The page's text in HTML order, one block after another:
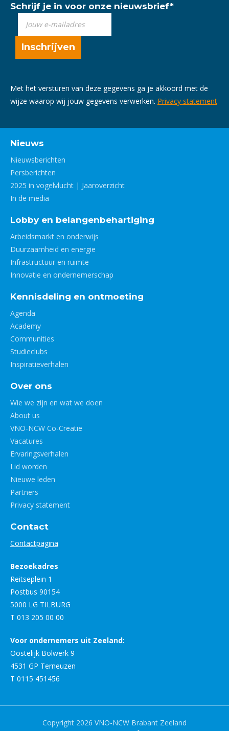
Schrijf je in voor onze nieuwsbrief*
Met het versturen van deze gegevens ga je akkoord met de
wijze waarop wij jouw gegevens verwerken. Privacy statement
Nieuws
Nieuwsberichten
Persberichten
2025 in vogelvlucht | Jaaroverzicht
In de media
Lobby en belangenbehartiging
Arbeidsmarkt en onderwijs
Duurzaamheid en energie
Infrastructuur en ruimte
Innovatie en ondernemerschap
Kennisdeling en ontmoeting
Agenda
Academy
Communities
Studieclubs
Inspiratieverhalen
Over ons
Wie we zijn en wat we doen
About us
VNO-NCW Co-Creatie
Vacatures
Ervaringsverhalen
Lid worden
Nieuwe leden
Partners
Privacy statement
Contact
Contactpagina
Bezoekadres
Reitseplein 1
Postbus 90154
5000 LG TILBURG
T 013 205 00 00
Voor ondernemers uit Zeeland:
Oostelijk Bolwerk 9
4531 GP Terneuzen
T 0115 451456
Copyright 2026 VNO-NCW Brabant Zeeland